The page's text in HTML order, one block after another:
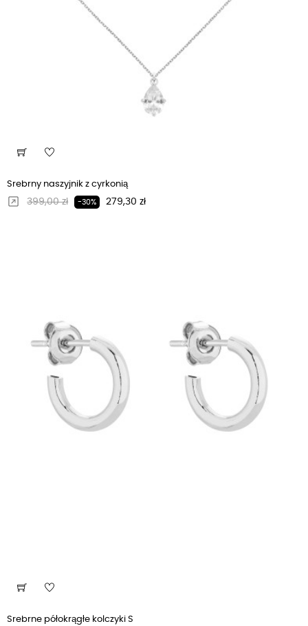
Srebrny naszyjnik z cyrkonią
Regularna cena
399,00 zł -30% Cena
279,30 zł
Srebrne półokrągłe kolczyki S